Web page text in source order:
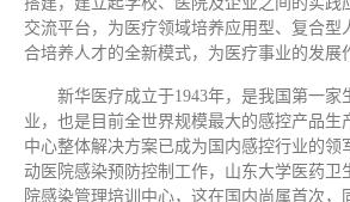
交流平台，为医疗领域培养应用型、复合型
合培养人才的全新模式，为医疗事业的发展
新华医疗成立于1943年，是我国第一家
业，也是目前全世界规模最大的感控产品生
中心整体解决方案已成为国内感控行业的领
动医院感染预防控制工作，山东大学医药卫
院感染管理培训中心，这在国内尚属首次，